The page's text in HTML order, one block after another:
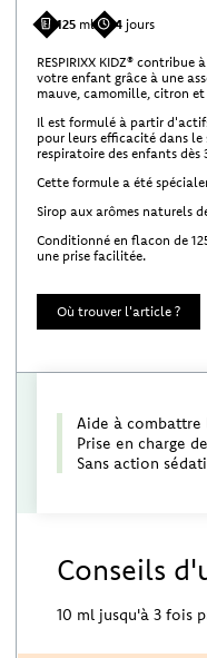
125ml 4jours
RESPIRIXX KIDZ®
votre enfant grâce à une
mauve, camomille, citron
Il est formulé à partir
pour leurs efficacité dans
respiratoire des enfants dès
Cette formule a été
Sirop aux arômes naturels
Conditionné en flacon de
une prise facilitée.
Où trouver l'article ?
Aide à combattre
Prise en charge
Sans action
Conseils
10 ml jusqu'à 3 fois